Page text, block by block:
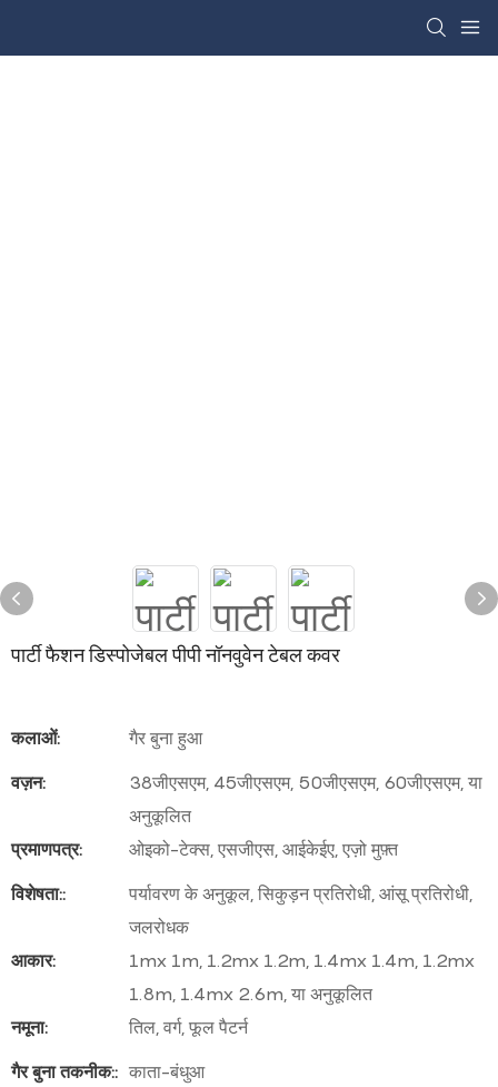
पार्टी फैशन डिस्पोजेबल पीपी नॉनवुवेन टेबल कवर
कलाओं:
गैर बुना हुआ
वज़न:
38जीएसएम, 45जीएसएम, 50जीएसएम, 60जीएसएम, या
अनुकूलित
प्रमाणपत्र:
ओइको-टेक्स, एसजीएस, आईकेईए, एज़ो मुफ़्त
विशेषता::
पर्यावरण के अनुकूल, सिकुड़न प्रतिरोधी, आंसू प्रतिरोधी,
जलरोधक
आकार:
1mx 1m, 1.2mx 1.2m, 1.4mx 1.4m, 1.2mx
1.8m, 1.4mx 2.6m, या अनुकूलित
नमूना:
तिल, वर्ग, फूल पैटर्न
गैर बुना तकनीक:: काता-बंधुआ